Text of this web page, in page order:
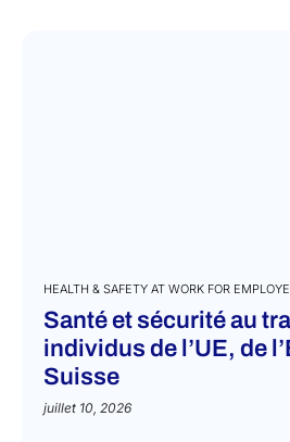
HEALTH & SAFETY AT WORK FOR
Santé et sécurité au
individus de l’UE, de
Suisse
juillet 10, 2026